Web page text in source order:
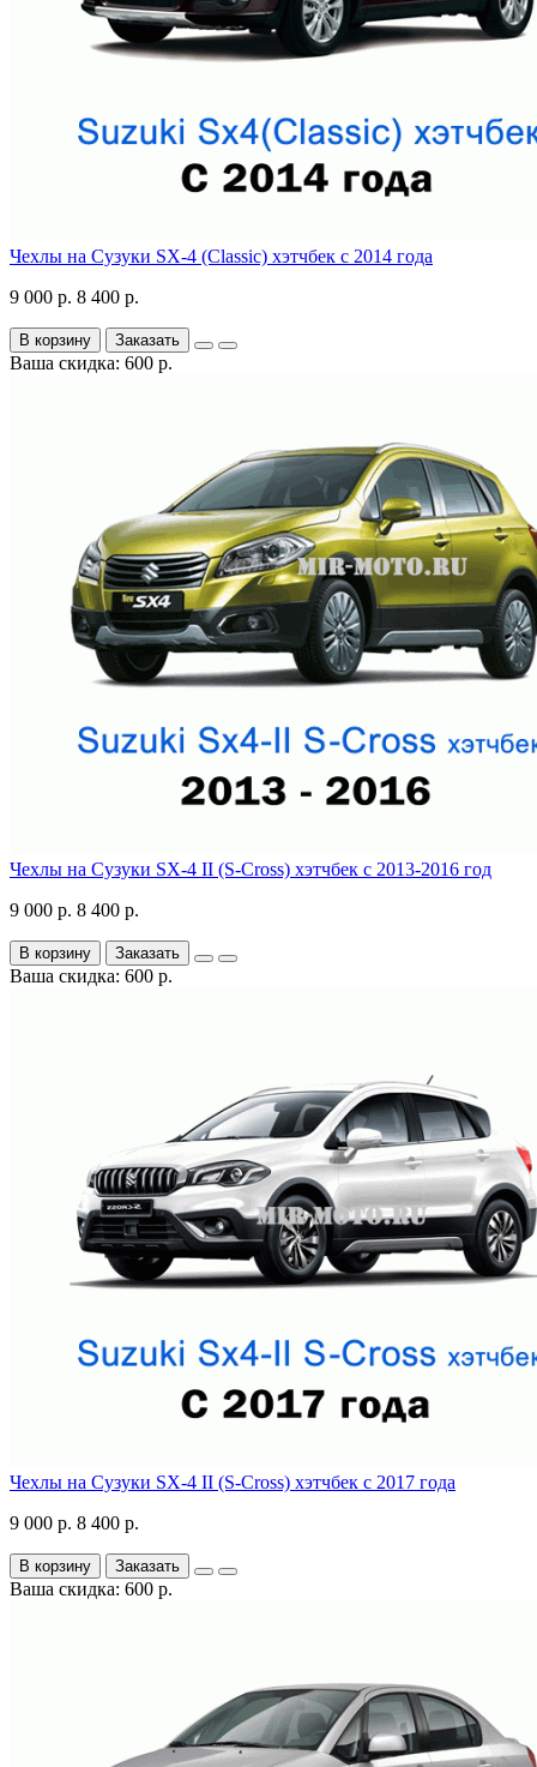
Чехлы на Сузуки SX-4 (Classic) хэтчбек с 2014 года
9 000 р. 8 400 р.
В корзину Заказать
Ваша скидка: 600 р.
Чехлы на Сузуки SX-4 II (S-Cross) хэтчбек с 2013-2016 год
9 000 р. 8 400 р.
В корзину Заказать
Ваша скидка: 600 р.
Чехлы на Сузуки SX-4 II (S-Cross) хэтчбек с 2017 года
9 000 р. 8 400 р.
В корзину Заказать
Ваша скидка: 600 р.